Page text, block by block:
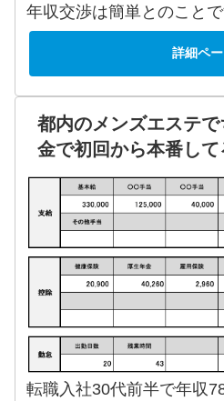
年収交渉は簡単とのことで
詳細ペ
都内のメンズエステ
金で初回から本番し
転職入社30代前半で年収